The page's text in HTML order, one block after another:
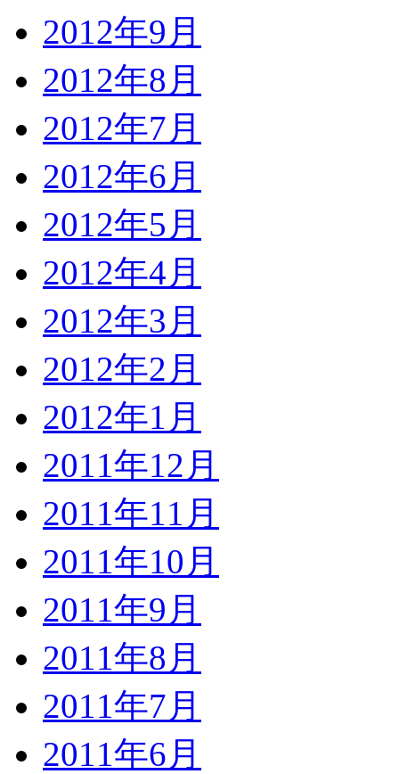
2012年9月
2012年8月
2012年7月
2012年6月
2012年5月
2012年4月
2012年3月
2012年2月
2012年1月
2011年12月
2011年11月
2011年10月
2011年9月
2011年8月
2011年7月
2011年6月